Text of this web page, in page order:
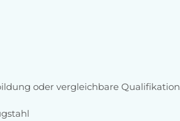
oder vergleichbare Qualifikation